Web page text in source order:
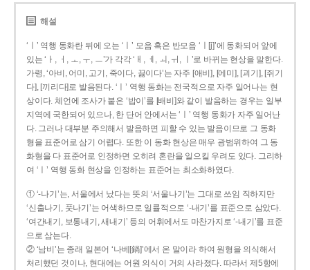
해설
‘ㅣ’ 역행 동화란 뒤에 오는 ‘ㅣ’ 모음 혹은 반모음 ‘ㅣ[j]’에 동화되어 앞에
있는 ‘ㅏ, ㅓ, ㅗ, ㅜ, ㅡ’가 각각 ‘ㅐ, ㅔ, ㅚ, ㅟ, ㅣ’로 바뀌는 현상을 말한다.
가령, ‘아비, 어미, 고기, 죽이다, 끓이다’는 자주 [애비], [에미], [괴기], [쥐기
다], [끼리다]로 발음된다. ‘ㅣ’ 역행 동화는 전국적으로 자주 일어나는 현
상이다. 체언에 조사가 붙은 ‘밥이’를 [배비]와 같이 발음하는 경우는 일부
지역에 국한되어 있으나, 한 단어 안에서는 ‘ㅣ’ 역행 동화가 자주 일어난
다. 그러나 대부분 주의해서 발음하면 피할 수 있는 발음이므로 그 동화
형을 표준어로 삼기 어렵다. 또한 이 동화 현상은 매우 광범위하여 그 동
화형을 다 표준어로 인정하면 오히려 혼란을 일으킬 우려도 있다. 그리하
여 ‘ㅣ’ 역행 동화 현상을 인정하는 표준어는 최소화하였다.
① ‘-나기’는, 서울에서 났다는 뜻의 ‘서울나기’는 그대로 쓰임 직하지만
‘신출나기, 풋나기’는 어색하므로 일률적으로 ‘-내기’를 표준으로 삼았다.
‘여간내기, 보통내기, 새내기’ 등의 어휘에서도 마찬가지로 ‘-내기’를 표준
으로 삼는다.
② ‘남비’는 종래 일본어 ‘나베[鍋]’에서 온 말이라 하여 원형을 의식해서
처리했던 것이나, 현대에는 어원 의식이 거의 사라졌다. 따라서 제5항에